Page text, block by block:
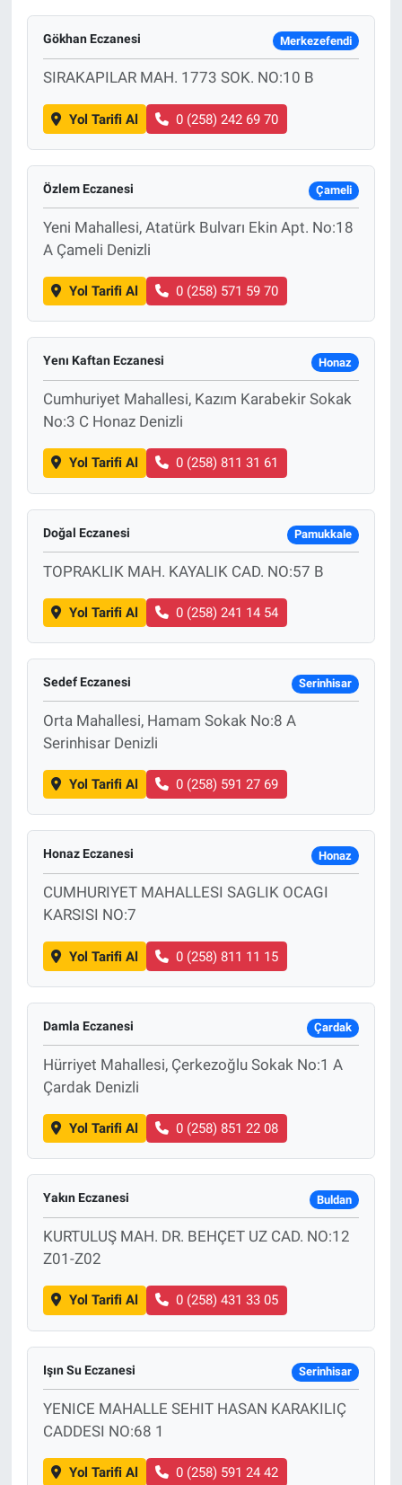
Gökhan Eczanesi Merkezefendi
SIRAKAPILAR MAH. 1773 SOK. NO:10 B
Yol Tarifi Al 0 (258) 242 69 70
Özlem Eczanesi Çameli
Yeni Mahallesi, Atatürk Bulvarı Ekin Apt. No:18
A Çameli Denizli
Yol Tarifi Al 0 (258) 571 59 70
Yenı Kaftan Eczanesi Honaz
Cumhuriyet Mahallesi, Kazım Karabekir Sokak
No:3 C Honaz Denizli
Yol Tarifi Al 0 (258) 811 31 61
Doğal Eczanesi Pamukkale
TOPRAKLIK MAH. KAYALIK CAD. NO:57 B
Yol Tarifi Al 0 (258) 241 14 54
Sedef Eczanesi Serinhisar
Orta Mahallesi, Hamam Sokak No:8 A
Serinhisar Denizli
Yol Tarifi Al 0 (258) 591 27 69
Honaz Eczanesi Honaz
CUMHURIYET MAHALLESI SAGLIK OCAGI
KARSISI NO:7
Yol Tarifi Al 0 (258) 811 11 15
Damla Eczanesi Çardak
Hürriyet Mahallesi, Çerkezoğlu Sokak No:1 A
Çardak Denizli
Yol Tarifi Al 0 (258) 851 22 08
Yakın Eczanesi Buldan
KURTULUŞ MAH. DR. BEHÇET UZ CAD. NO:12
Z01-Z02
Yol Tarifi Al 0 (258) 431 33 05
Işın Su Eczanesi Serinhisar
YENICE MAHALLE SEHIT HASAN KARAKILIÇ
CADDESI NO:68 1
Yol Tarifi Al 0 (258) 591 24 42